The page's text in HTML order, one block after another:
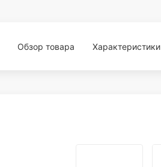
Обзор товара Характеристики